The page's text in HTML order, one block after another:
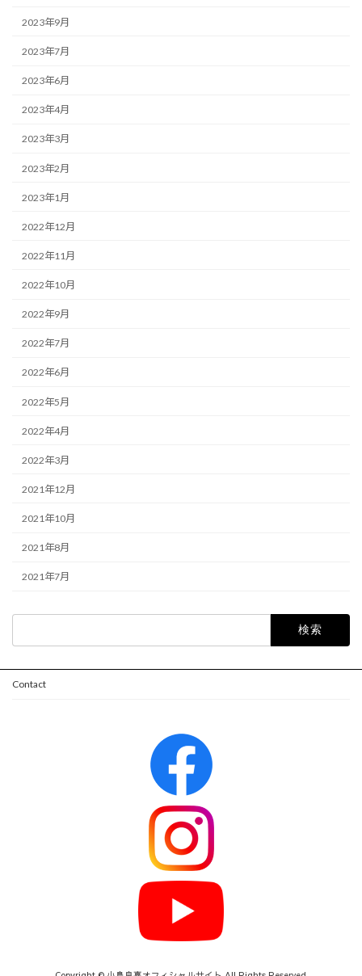
2023年9月
2023年7月
2023年6月
2023年4月
2023年3月
2023年2月
2023年1月
2022年12月
2022年11月
2022年10月
2022年9月
2022年7月
2022年6月
2022年5月
2022年4月
2022年3月
2021年12月
2021年10月
2021年8月
2021年7月
Contact